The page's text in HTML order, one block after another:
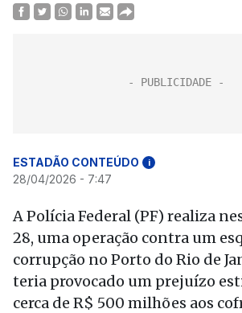
ESTADÃO CONTEÚDO i
28/04/2026 - 7:47
A Polícia Federal (PF) realiza
28, uma operação contra um
corrupção no Porto do Rio de
teria provocado um prejuízo
cerca de R$ 500 milhões aos